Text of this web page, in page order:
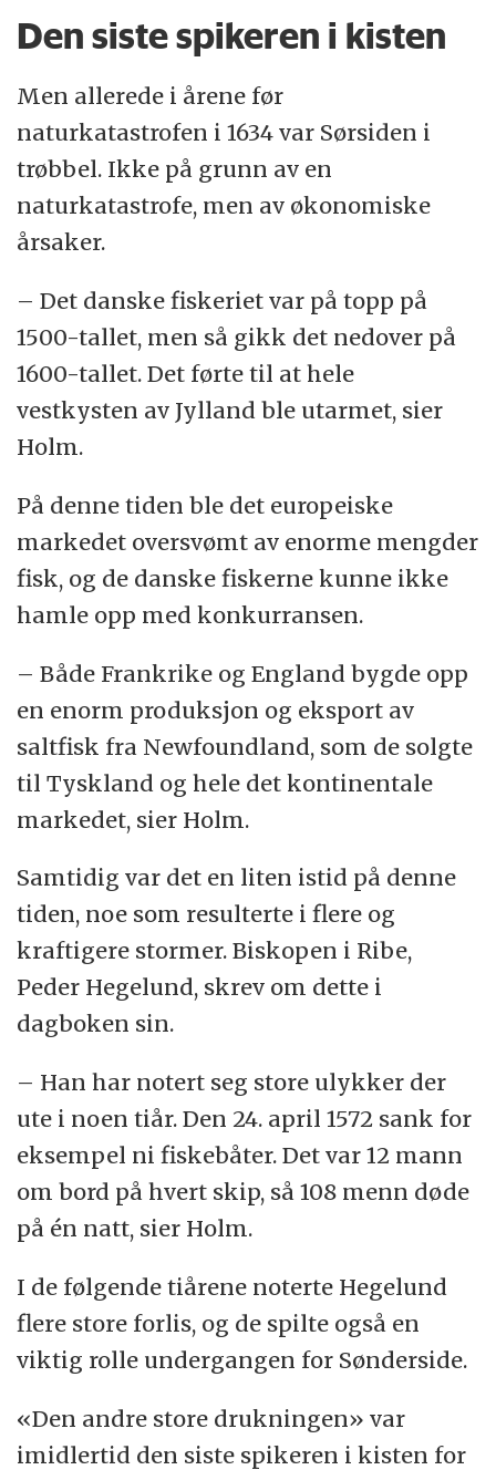
Den siste spikeren i kisten
Men allerede i årene før
naturkatastrofen i 1634 var Sørsiden i
trøbbel. Ikke på grunn av en
naturkatastrofe, men av økonomiske
årsaker.
– Det danske fiskeriet var på topp på
1500-tallet, men så gikk det nedover på
1600-tallet. Det førte til at hele
vestkysten av Jylland ble utarmet, sier
Holm.
På denne tiden ble det europeiske
markedet oversvømt av enorme mengder
fisk, og de danske fiskerne kunne ikke
hamle opp med konkurransen.
– Både Frankrike og England bygde opp
en enorm produksjon og eksport av
saltfisk fra Newfoundland, som de solgte
til Tyskland og hele det kontinentale
markedet, sier Holm.
Samtidig var det en liten istid på denne
tiden, noe som resulterte i flere og
kraftigere stormer. Biskopen i Ribe,
Peder Hegelund, skrev om dette i
dagboken sin.
– Han har notert seg store ulykker der
ute i noen tiår. Den 24. april 1572 sank for
eksempel ni fiskebåter. Det var 12 mann
om bord på hvert skip, så 108 menn døde
på én natt, sier Holm.
I de følgende tiårene noterte Hegelund
flere store forlis, og de spilte også en
viktig rolle undergangen for Sønderside.
«Den andre store drukningen» var
imidlertid den siste spikeren i kisten for